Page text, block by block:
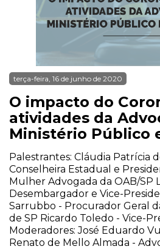
terça-feira, 16 de junho de 2020
O impacto do
atividades da
Ministério Público
Palestrantes: Cláudia Patrícia
Conselheira Estadual e
Mulher Advogada da OAB/SP
Desembargador e Vice-
Sarrubbo - Procurador Geral
de SP Ricardo Toledo - Vice-
Moderadores: José Eduardo
Renato de Mello Almada -